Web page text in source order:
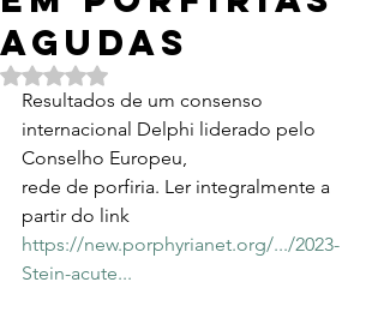
AGUDAS
Avaliado com NaN de 5 estrelas.
Resultados de um consenso
internacional Delphi liderado pelo
Conselho Europeu,
rede de porfiria. Ler integralmente a
partir do link
https://new.porphyrianet.org/.../2023-
Stein-acute...